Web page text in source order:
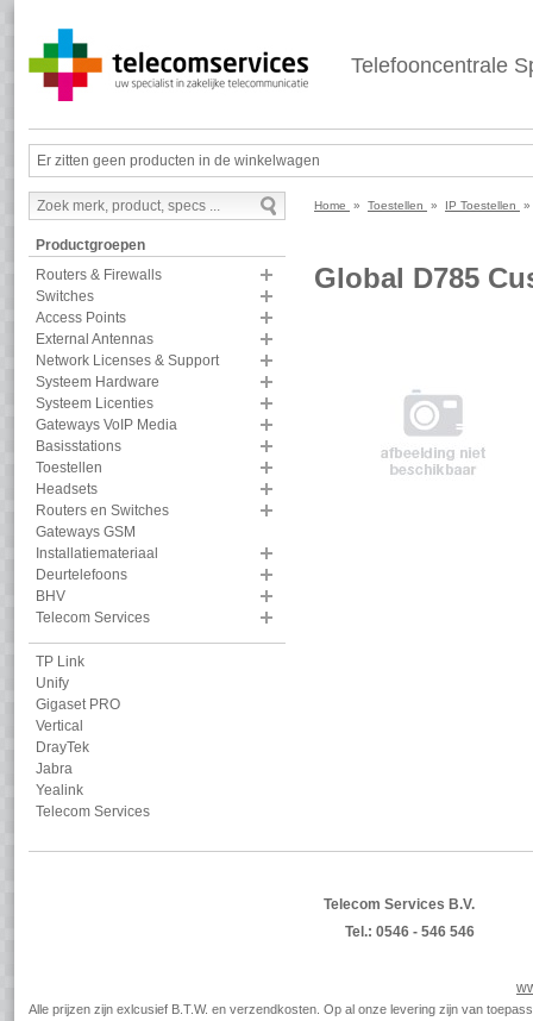
Telefooncentrale
Er zitten geen producten in de winkelwagen
Productgroepen
Routers & Firewalls
Switches
Access Points
External Antennas
Network Licenses & Support
Systeem Hardware
Systeem Licenties
Gateways VoIP Media
Basisstations
Toestellen
Headsets
Routers en Switches
Gateways GSM
Installatiemateriaal
Deurtelefoons
BHV
Telecom Services
TP Link
Unify
Gigaset PRO
Vertical
DrayTek
Jabra
Yealink
Telecom Services
Home » Toestellen » IP Toestellen »
Global D785
Telecom Services B.V.
Tel.: 0546 - 546 546
Alle prijzen zijn exlcusief B.T.W. en verzendkosten. Op al onze levering zijn van